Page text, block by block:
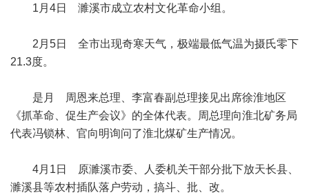
1月4日 濉溪市成立农村文化革命小组。
2月5日 全市出现奇寒天气，极端最低气温为摄氏零下
21.3度。
是月 周恩来总理、李富春副总理接见出席徐淮地区
《抓革命、促生产会议》的全体代表。周总理向淮北矿务局
代表冯锁林、官向明询问了淮北煤矿生产情况。
4月1日 原濉溪市委、人委机关干部分批下放天长县、
濉溪县等农村插队落户劳动，搞斗、批、改。